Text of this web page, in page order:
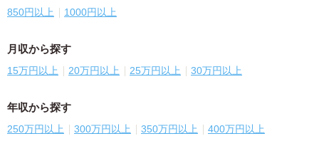
850円以上 1000円以上
月収から探す
15万円以上 20万円以上 25万円以上 30万円以上
年収から探す
250万円以上 300万円以上 350万円以上 400万円以上